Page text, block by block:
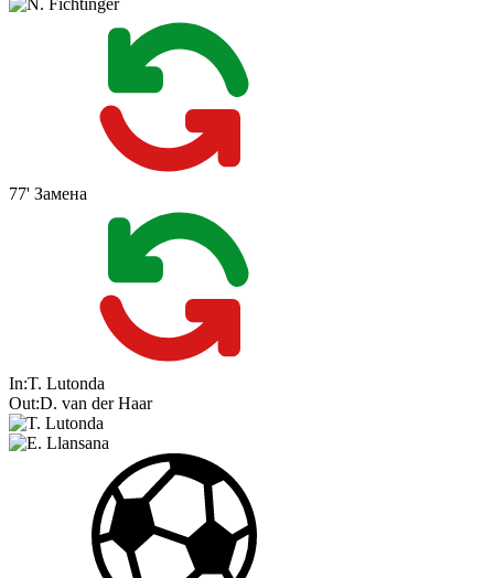
77' Замена
In:T. Lutonda
Out:D. van der Haar